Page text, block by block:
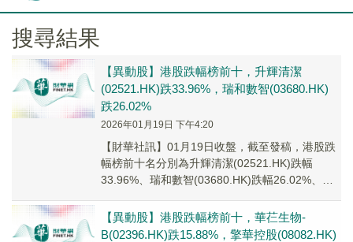
搜尋結果
【異動股】港股跌幅榜前十，升輝清潔
(02521.HK)跌33.96%，瑞和數智(03680.HK)
跌26.02%
2026年01月19日 下午4:20
【財華社訊】01月19日收盤，截至發稿，港股跌
幅榜前十名分別為升輝清潔(02521.HK)跌幅
33.96%、瑞和數智(03680.HK)跌幅26.02%、
【異動股】港股跌幅榜前十，華芢生物-
B(02396.HK)跌15.88%，擎華控股(08082.HK)